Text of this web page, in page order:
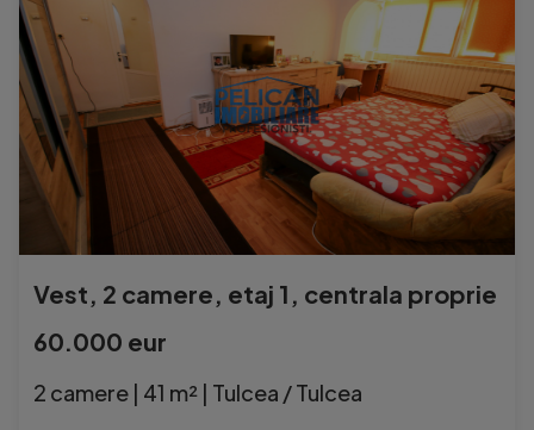
Vest, 2 camere, etaj 1, centrala proprie
60.000 eur
2 camere | 41 m² | Tulcea / Tulcea